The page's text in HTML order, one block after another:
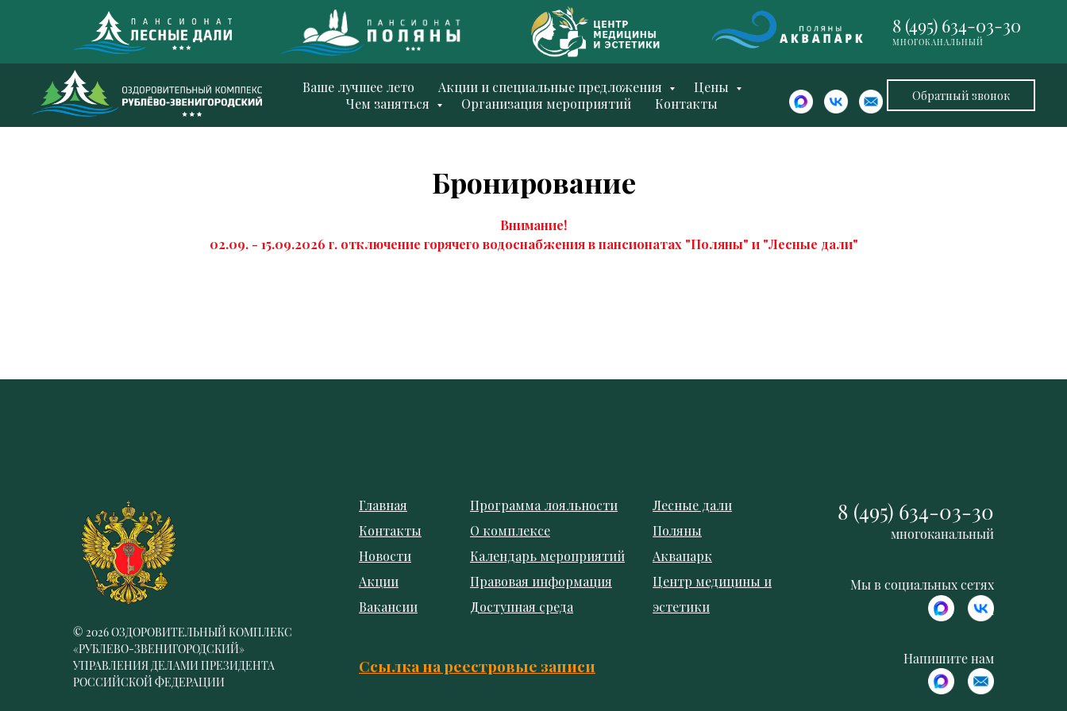
8 (495) 634-03-30
МНОГОКАНАЛЬНЫЙ
Ваше лучшее лето Акции и специальные предложения
Цены
Чем заняться
Организация мероприятий Контакты Обратный звонок
Бронирование
Внимание!
02.09. - 15.09.2026 г. отключение горячего водоснабжения в пансионатах "Поляны" и "Лесные дали"
© 2026 ОЗДОРОВИТЕЛЬНЫЙ КОМПЛЕКС
«РУБЛЕВО-ЗВЕНИГОРОДСКИЙ»
УПРАВЛЕНИЯ ДЕЛАМИ ПРЕЗИДЕНТА
РОССИЙСКОЙ ФЕДЕРАЦИИ
многоканальный
8 (495) 634-03-30
Лесные дали
Поляны
Аквапарк
Центр медицины и
эстетики
Программа лояльности
О комплексе
Календарь мероприятий
Правовая информация
Доступная среда
Главная
Контакты
Новости
Акции
Вакансии
Ссылка на реестровые записи Напишите нам
Мы в социальных сетях
м